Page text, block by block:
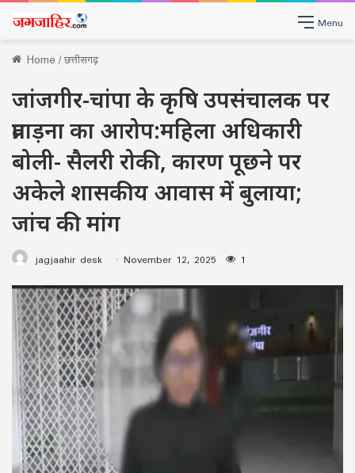
Menu
Home/छत्तीसगढ़
जांजगीर-चांपा के कृषि उपसंचालक पर
प्रताड़ना का आरोप:महिला अधिकारी
बोली- सैलरी रोकी, कारण पूछने पर
अकेले शासकीय आवास में बुलाया;
जांच की मांग
jagjaahir desk November 12, 2025 1